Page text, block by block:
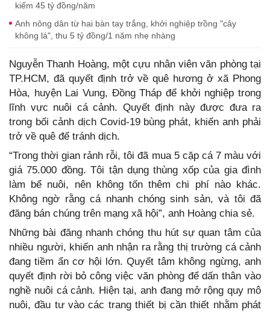
kiếm 45 tỷ đồng/năm
Anh nông dân từ hai bàn tay trắng, khởi nghiệp trồng "cây
không lá", thu 5 tỷ đồng/1 năm nhẹ nhàng
Nguyễn Thanh Hoàng, một cựu nhân viên văn phòng tại
TP.HCM, đã quyết định trở về quê hương ở xã Phong
Hòa, huyện Lai Vung, Đồng Tháp để khởi nghiệp trong
lĩnh vực nuôi cá cảnh. Quyết định này được đưa ra
trong bối cảnh dịch Covid-19 bùng phát, khiến anh phải
trở về quê để tránh dịch.
“Trong thời gian rảnh rỗi, tôi đã mua 5 cặp cá 7 màu với
giá 75.000 đồng. Tôi tận dụng thùng xốp của gia đình
làm bể nuôi, nên không tốn thêm chi phí nào khác.
Không ngờ rằng cá nhanh chóng sinh sản, và tôi đã
đăng bán chúng trên mạng xã hội”, anh Hoàng chia sẻ.
Những bài đăng nhanh chóng thu hút sự quan tâm của
nhiều người, khiến anh nhận ra rằng thị trường cá cảnh
đang tiềm ẩn cơ hội lớn. Quyết tâm không ngừng, anh
quyết định rời bỏ công việc văn phòng để dấn thân vào
nghề nuôi cá cảnh. Hiện tại, anh đang mở rộng quy mô
nuôi, đầu tư vào các trang thiết bị cần thiết nhằm phát